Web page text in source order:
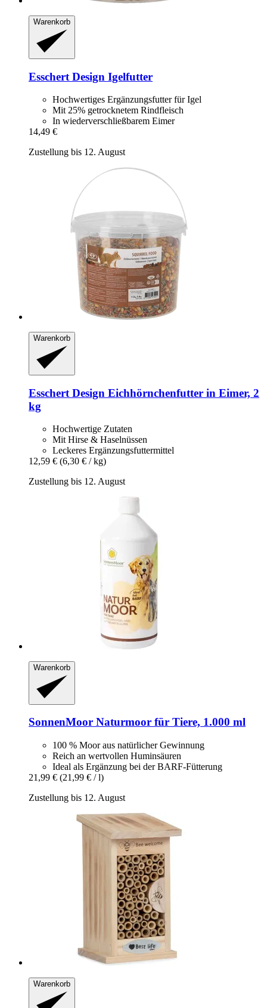
Warenkorb
Esschert Design Igelfutter
Hochwertiges Ergänzungsfutter für Igel
Mit 25% getrocknetem Rindfleisch
In wiederverschließbarem Eimer
14,49 €
Zustellung bis 12. August
Warenkorb
Esschert Design Eichhörnchenfutter in Eimer, 2
kg
Hochwertige Zutaten
Mit Hirse & Haselnüssen
Leckeres Ergänzungsfuttermittel
12,59 € (6,30 € / kg)
Zustellung bis 12. August
Warenkorb
SonnenMoor Naturmoor für Tiere, 1.000 ml
100 % Moor aus natürlicher Gewinnung
Reich an wertvollen Huminsäuren
Ideal als Ergänzung bei der BARF-Fütterung
21,99 € (21,99 € / l)
Zustellung bis 12. August
Warenkorb